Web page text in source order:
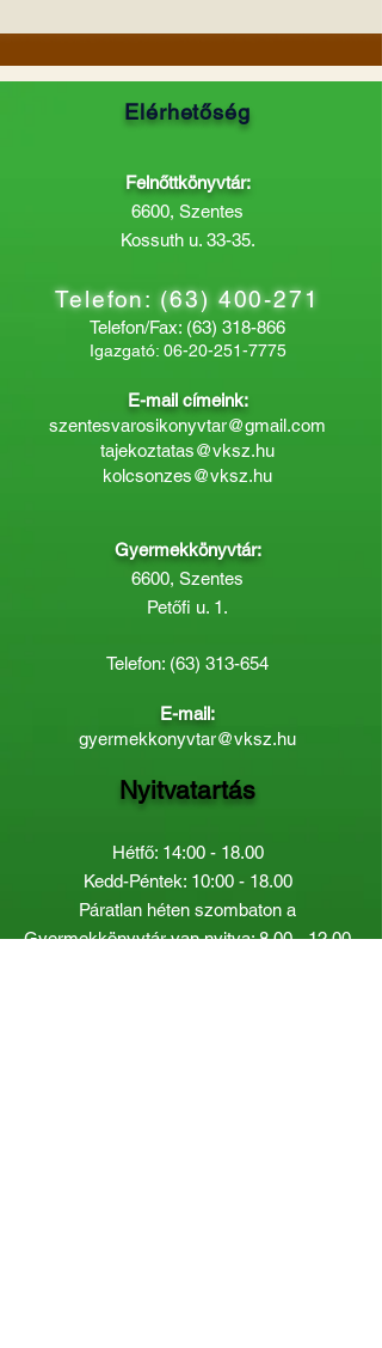
Elérhetőség
Felnőttkönyvtár:
6600, Szentes
Kossuth u. 33-35.
Telefon:(63) 400-271
Telefon/Fax: (63) 318-866
Igazgató: 06-20-251-7775
E-mail címeink:
szentesvarosikonyvtar@gmail.com
tajekoztatas@vksz.hu
kolcsonzes@vksz.hu
Gyermekkönyvtár:
6600, Szentes
Petőfi u. 1.
Telefon: (63) 313-654
E-mail:
gyermekkonyvtar@vksz.hu
Nyitvatartás
Hétfő: 14:00 - 18.00
Kedd-Péntek: 10:00 - 18.00
Páratlan héten szombaton a
Gyermekkönyvtár van nyitva:8.00 - 12.00